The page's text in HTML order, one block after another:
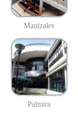
Manizales
Palmira